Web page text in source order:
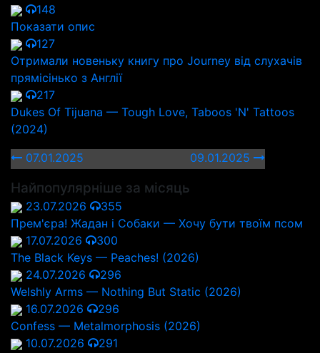
148
Показати опис
127
Отримали новеньку книгу про Journey від слухачів
прямісінько з Англії
217
Dukes Of Tijuana — Tough Love, Taboos 'N' Tattoos
(2024)
07.01.2025
09.01.2025
Найпопулярніше за місяць
23.07.2026
355
Прем'єра! Жадан і Собаки — Хочу бути твоїм псом
17.07.2026
300
The Black Keys — Peaches! (2026)
24.07.2026
296
Welshly Arms — Nothing But Static (2026)
16.07.2026
296
Confess — Metalmorphosis (2026)
10.07.2026
291